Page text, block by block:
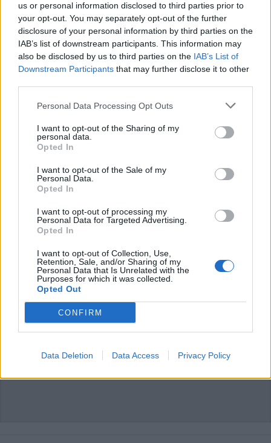
us or personal information disclosed to third parties prior to
your opt-out. You may separately opt-out of the further
disclosure of your personal information by third parties on the
IAB’s list of downstream participants. This information may
also be disclosed by us to third parties on the IAB’s List of
Downstream Participants that may further disclose it to other
Personal Data Processing Opt Outs
I want to opt-out of the Sharing of my
personal data.
Opted In
I want to opt-out of the Sale of my
Personal Data.
Opted In
I want to opt-out of processing my
Personal Data for Targeted Advertising.
Opted In
I want to opt-out of Collection, Use,
Retention, Sale, and/or Sharing of my
Personal Data that Is Unrelated with the
Purposes for which it was collected.
Opted Out
CONFIRM
Data Deletion Data Access Privacy Policy
ADV
Commenti
Accedi o
L'email è richiesta ma non verrà mostrata ai visitatori. Il contenuto di questo
commento esprime il pensiero dell'autore e non rappresenta la linea editoriale
di VareseNews.it, che rimane autonoma e indipendente. I messaggi inclusi nei
che includano uno o più link a siti esterni verranno rimossi in automatico dal